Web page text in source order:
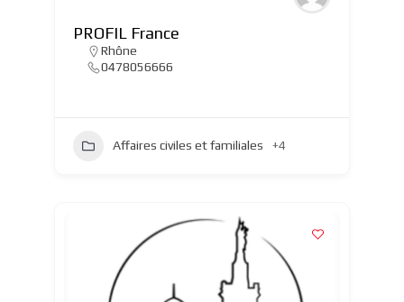
PROFIL France
Rhône
0478056666
Affaires civiles et familiales +4